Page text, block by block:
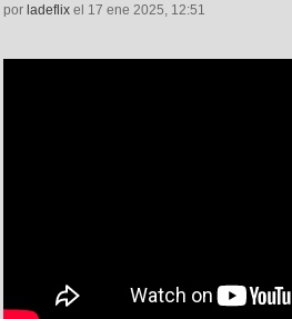
por ladeflix el 17 ene 2025, 12:51